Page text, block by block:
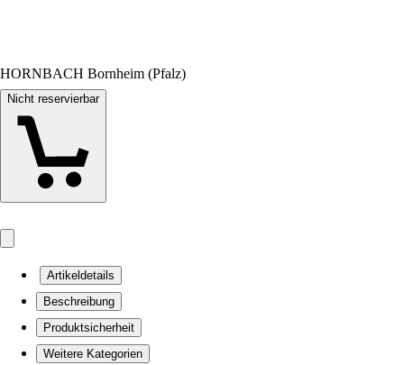
HORNBACH Bornheim (Pfalz)
Nicht reservierbar
Artikeldetails
Beschreibung
Produktsicherheit
Weitere Kategorien